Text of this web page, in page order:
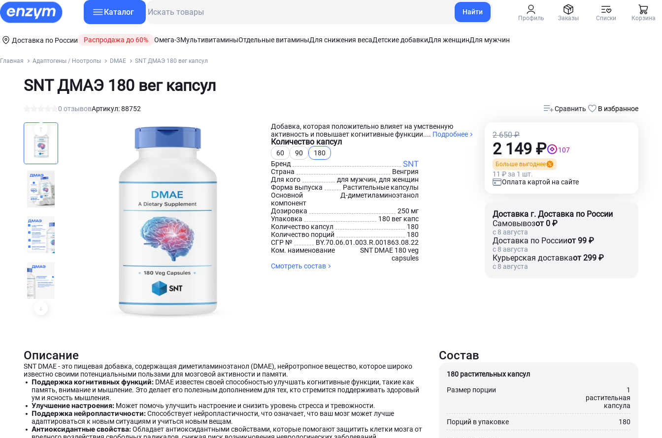
Каталог Найти
Профиль Заказы Списки Корзина
Доставка по России Распродажа до 60% Омега-3МультивитаминыОтдельные витаминыДля снижения весаДетские добавкиДля женщинДля мужчин
Главная Адаптогены / Ноотропы DMAE SNT ДМАЭ 180 вег капсул
SNT ДМАЭ 180 вег капсул
0 отзывовАртикул: 88752 Сравнить В избранное
Добавка, которая положительно влияет на умственную
активность и повышает когнитивные функции.... Подробнее
Количество капсул
60 90
180
Бренд
SNT
Страна
Венгрия
Для кого
для мужчин, для женщин
Форма выпуска
Растительные капсулы
Основной
компонент
Д-диметиламиноэтанол
Дозировка
250 мг
Упаковка
180 вег капс
Количество капсул
180
Количество порций
180
СГР №
BY.70.06.01.003.R.001863.08.22
Ком. наименование
SNT DMAE 180 veg
capsules
Смотреть состав
2 650 ₽
2 149 ₽ 107
Больше выгоднее
11 ₽ за 1 шт.
Оплата картой на сайте
Доставка г. Доставка по России
Самовывозот 0 ₽
c 8 августа
Доставка по Россииот 99 ₽
c 8 августа
Курьерская доставкаот 299 ₽
c 8 августа
Описание Состав
SNT DMAE - это пищевая добавка, содержащая диметиламиноэтанол (DMAE), нейротропное вещество, которое широко
известно своими потенциальными пользами для мозговой активности и памяти.
Поддержка когнитивных функций: DMAE известен своей способностью улучшать когнитивные функции, такие как
память, внимание и мышление. Это делает его полезным дополнением для тех, кто стремится поддерживать здоровый
ум и ясность мышления.
Улучшение настроения: Может помочь улучшить настроение и снизить уровень стресса и тревожности.
Поддержка нейропластичности:Способствует нейропластичности, что означает, что ваш мозг может лучше
адаптироваться к новым ситуациям и учиться новым вещам.
Антиоксидантные свойства:Обладает антиоксидантными свойствами, которые помогают защитить клетки мозга от
180 растительных капсул
Размер порции
1
растительная
капсула
Порций в упаковке 180